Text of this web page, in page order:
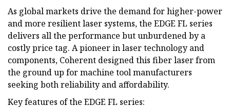
As global markets drive the demand for higher-power
and more resilient laser systems, the EDGE FL series
delivers all the performance but unburdened by a
costly price tag. A pioneer in laser technology and
components, Coherent designed this fiber laser from
the ground up for machine tool manufacturers
seeking both reliability and affordability.
Key features of the EDGE FL series: